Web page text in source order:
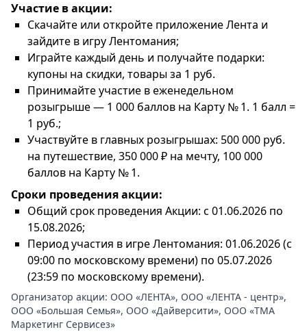
Участие в акции:
Скачайте или откройте приложение Лента и
зайдите в игру Лентомания;
Играйте каждый день и получайте подарки:
купоны на скидки, товары за 1 руб.
Принимайте участие в еженедельном
розыгрыше — 1 000 баллов на Карту № 1. 1 балл =
1 руб.;
Участвуйте в главных розыгрышах: 500 000 руб.
на путешествие, 350 000 ₽ на мечту, 100 000
баллов на Карту № 1.
Сроки проведения акции:
Общий срок проведения Акции: с 01.06.2026 по
15.08.2026;
Период участия в игре Лентомания: 01.06.2026 (с
09:00 по московскому времени) по 05.07.2026
(23:59 по московскому времени).
Организатор акции: ООО «ЛЕНТА», ООО «ЛЕНТА - центр»,
ООО «Большая Семья», ООО «Дайверсити», ООО «ТМА
Маркетинг Сервисез»